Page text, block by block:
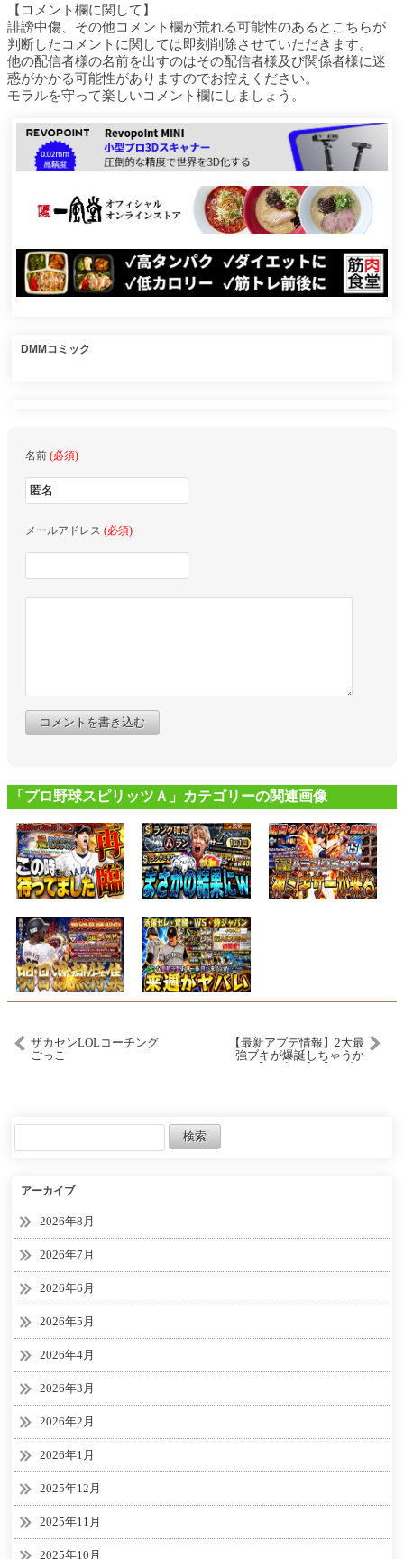
【コメント欄に関して】
誹謗中傷、その他コメント欄が荒れる可能性のあるとこちらが
判断したコメントに関しては即刻削除させていただきます。
他の配信者様の名前を出すのはその配信者様及び関係者様に迷
惑がかかる可能性がありますのでお控えください。
モラルを守って楽しいコメント欄にしましょう。
DMMコミック
名前 (必須)
メールアドレス (必須)
コメントを書き込む
「プロ野球スピリッツＡ」カテゴリーの関連画像
ザカセンLOLコーチング
ごっこ
【最新アプデ情報】2大最
強ブキが爆誕しちゃうか
アーカイブ
2026年8月
2026年7月
2026年6月
2026年5月
2026年4月
2026年3月
2026年2月
2026年1月
2025年12月
2025年11月
2025年10月